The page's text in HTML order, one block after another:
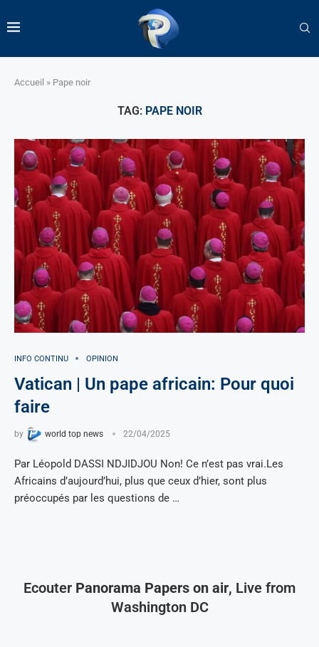
Accueil » Pape noir
TAG: PAPE NOIR
INFO CONTINU OPINION
Vatican | Un pape africain: Pour quoi
faire
by world top news 22/04/2025
Par Léopold DASSI NDJIDJOU Non! Ce n’est pas vrai.Les
Africains d’aujourd’hui, plus que ceux d’hier, sont plus
préoccupés par les questions de …
Ecouter Panorama Papers on air, Live from
Washington DC